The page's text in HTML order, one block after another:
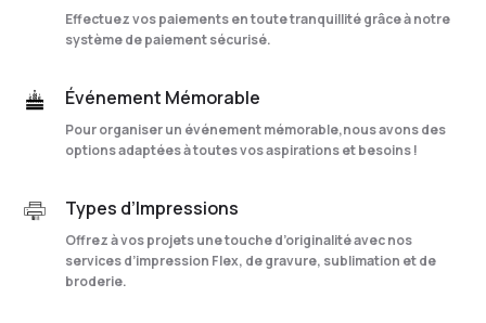
Effectuez vos paiements en toute tranquillité grâce à notre
système de paiement sécurisé.
Événement Mémorable
Pour organiser un événement mémorable,nous avons des
options adaptées à toutes vos aspirations et besoins !
Types d’Impressions
Offrez à vos projets une touche d’originalité avec nos
services d’impression Flex, de gravure, sublimation et de
broderie.